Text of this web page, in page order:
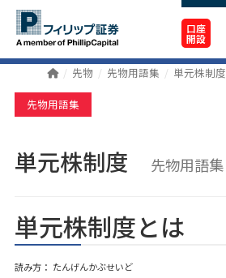
口座
開設
先物 先物用語集 単元株制度
先物用語集
単元株制度 先物用語集
単元株制度とは
読み方： たんげんかぶせいど